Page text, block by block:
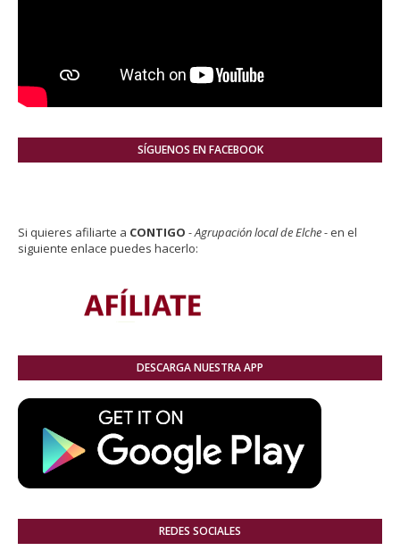
SÍGUENOS EN FACEBOOK
Si quieres afiliarte a CONTIGO - Agrupación local de Elche - en el
siguiente enlace puedes hacerlo:
DESCARGA NUESTRA APP
REDES SOCIALES